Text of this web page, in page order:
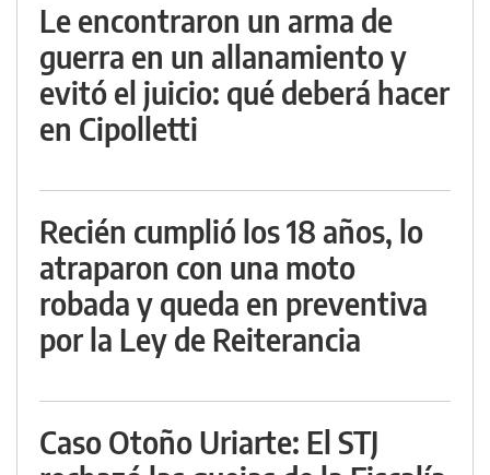
Le encontraron un arma de
guerra en un allanamiento y
evitó el juicio: qué deberá hacer
en Cipolletti
Recién cumplió los 18 años, lo
atraparon con una moto
robada y queda en preventiva
por la Ley de Reiterancia
Caso Otoño Uriarte: El STJ